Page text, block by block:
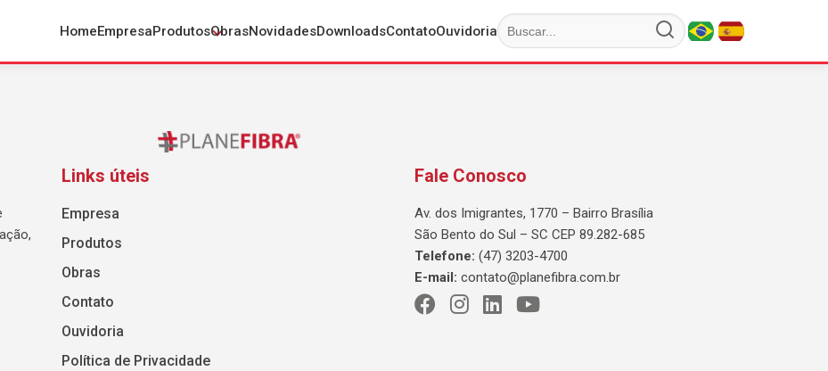
HomeEmpresaProdutosObrasNovidadesDownloadsContatoOuvidoria
Links úteis
Empresa
Produtos
Obras
Contato
Ouvidoria
Política de Privacidade
Fale Conosco
Av. dos Imigrantes, 1770 – Bairro Brasília
São Bento do Sul – SC CEP 89.282-685
Telefone: (47) 3203-4700
E-mail: contato@planefibra.com.br